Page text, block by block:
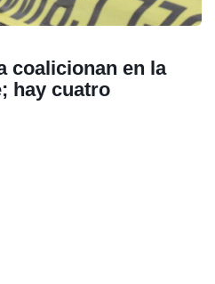
coalicionan en la
hay cuatro